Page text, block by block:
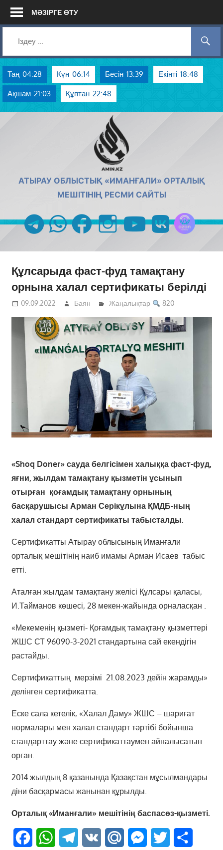
Skip
МӘЗІРГЕ ӨТУ
Таң 04:28 Күн 06:14 Бесін 13:39 Екінті 18:48
Ақшам 21:03 Құптан 22:48
АТЫРАУ ОБЛЫСТЫҚ «ИМАНҒАЛИ» ОРТАЛЫҚ
МЕШІТІНІҢ РЕСМИ САЙТЫ
telegramwhatsappfacebookinstagramyoutubevk
Құлсарыда фаст-фуд тамақтану
орнына халал сертификаты берілді
09.09.2022 Баян Жаңалықтар 820
«Shoq Doner» сауда белгісімен халыққа фаст-фуд,
яғни, жылдам тамақтану қызметін ұсынып
отырған қоғамдық тамақтану орнының
басқарушысы Арман Серікұлына ҚМДБ-ның
халал стандарт сертификаты табысталды.
Сертификатты Атырау облысының Иманғали
орталық мешітінің наиб имамы Арман Исаев табыс
етті.
Аталған жылдам тамақтану желісі Құлсары қаласы,
И.Тайманов көшесі, 28 мекен-жайында орналасқан .
«Мекеменің қызметі- Қоғамдық тамақтану қызметтері
ЖШС СТ 96090-3-2021 стандартына сай екендігін
растайды.
Сертификаттың мерзімі 21.08.2023 дейін жарамды»
делінген сертификатта.
Еске сала кетелік, «Халал Даму» ЖШС – шариғат
нормалары мен халал стандарт тәртібі бойынша
стандарттау және сертификаттаумен айналысатын
орган.
2014 жылдың 8 қазанында Қазақстан мұсылмандары
діни басқармасы жанынан құрылды.
Орталық «Иманғали» мешітінің баспасөз-қызметі.
FacebookWhatsAppTelegram
VK Mail.Ru Messenger
Twitter